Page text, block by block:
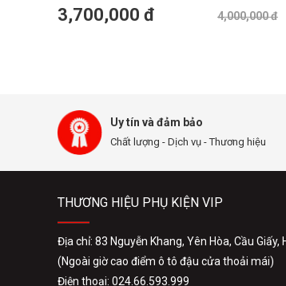
4,000,000 đ
3,700,000 đ
Uy tín và đảm bảo
Chất lượng - Dịch vụ - Thương hiệu
THƯƠNG HIỆU PHỤ KIỆN VIP
Địa chỉ: 83 Nguyễn Khang, Yên Hòa, Cầu Giấy,
(Ngoài giờ cao điểm ô tô đậu cửa thoải mái)
Điện thoại: 024.66.593.999